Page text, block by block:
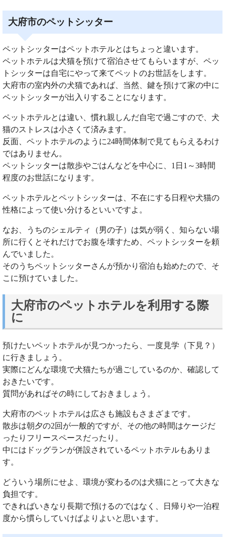
大府市のペットシッター
ペットシッターはペットホテルとはちょっと違います。
ペットホテルは犬猫を預けて宿泊させてもらいますが、ペッ
トシッターは自宅にやって来てペットのお世話をします。
大府市の室内外の犬猫であれば、当然、鍵を預けて家の中に
ペットシッターが出入りすることになります。
ペットホテルとは違い、慣れ親しんだ自宅で過ごすので、犬
猫のストレスは小さくて済みます。
反面、ペットホテルのように24時間体制で見てもらえるわけ
ではありません。
ペットシッターは散歩やごはんなどを中心に、1日1～3時間
程度のお世話になります。
ペットホテルとペットシッターは、不在にする日程や犬猫の
性格によって使い分けるといいですよ。
なお、うちのシェルティ（男の子）は気が弱く、知らない場
所に行くとそれだけでお腹を壊すため、ペットシッターを頼
んでいました。
そのうちペットシッターさんが預かり宿泊も始めたので、そ
こに預けていました。
大府市のペットホテルを利用する際
に
預けたいペットホテルが見つかったら、一度見学（下見？）
に行きましょう。
実際にどんな環境で犬猫たちが過ごしているのか、確認して
おきたいです。
質問があればその時にしておきましょう。
大府市のペットホテルは広さも施設もさまざまです。
散歩は朝夕の2回が一般的ですが、その他の時間はケージだ
ったりフリースペースだったり。
中にはドッグランが併設されているペットホテルもありま
す。
どういう場所にせよ、環境が変わるのは犬猫にとって大きな
負担です。
できればいきなり長期で預けるのではなく、日帰りや一泊程
度から慣らしていけばよりよいと思います。